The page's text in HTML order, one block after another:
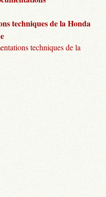
techniques de la Honda
techniques de la